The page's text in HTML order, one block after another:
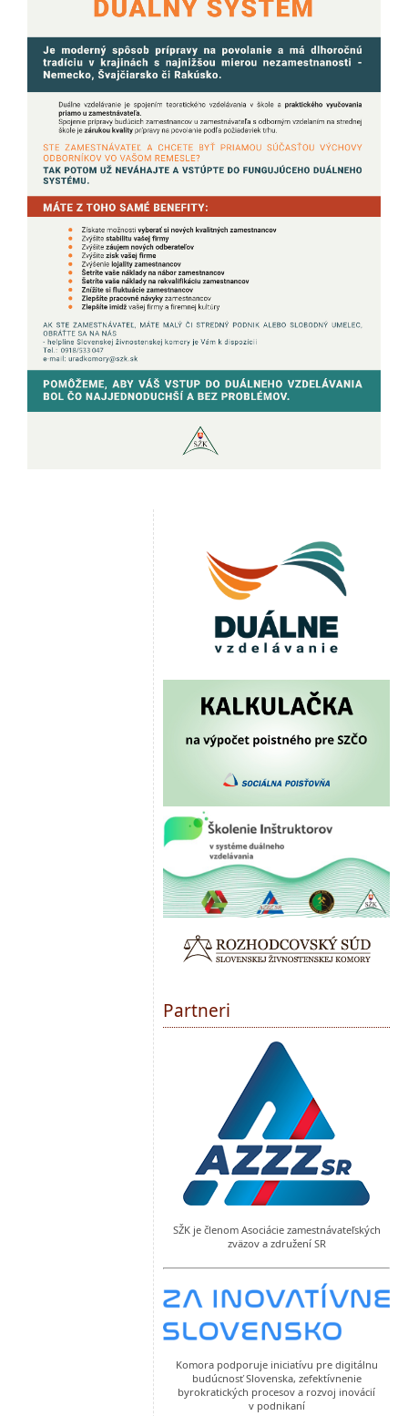
Partneri
SŽK je členom Asociácie zamestnávateľských
zväzov a združení SR
Komora podporuje iniciatívu pre digitálnu
budúcnosť Slovenska, zefektívnenie
byrokratických procesov a rozvoj inovácií
v podnikaní